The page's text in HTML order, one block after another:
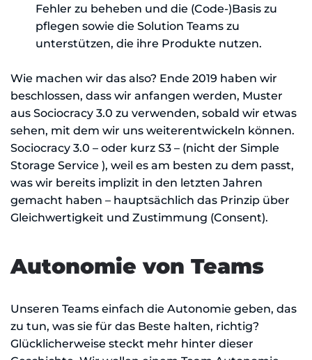
Fehler zu beheben und die (Code-)Basis zu
pflegen sowie die Solution Teams zu
unterstützen, die ihre Produkte nutzen.
Wie machen wir das also? Ende 2019 haben wir
beschlossen, dass wir anfangen werden, Muster
aus Sociocracy 3.0 zu verwenden, sobald wir etwas
sehen, mit dem wir uns weiterentwickeln können.
Sociocracy 3.0 – oder kurz S3 – (nicht der Simple
Storage Service ), weil es am besten zu dem passt,
was wir bereits implizit in den letzten Jahren
gemacht haben – hauptsächlich das Prinzip über
Gleichwertigkeit und Zustimmung (Consent).
Autonomie von Teams
Unseren Teams einfach die Autonomie geben, das
zu tun, was sie für das Beste halten, richtig?
Glücklicherweise steckt mehr hinter dieser